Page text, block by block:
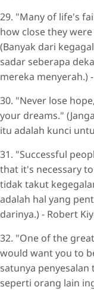
29. "Many of life's
how close they
(Banyak dari
sadar seberapa
mereka menyerah.)
30. "Never lose
your dreams."
itu adalah kunci
31. "Successful
that it's necessary
tidak takut
adalah hal yang
darinya.) - Robert
32. "One of the
would want you to
satunya
seperti orang lain